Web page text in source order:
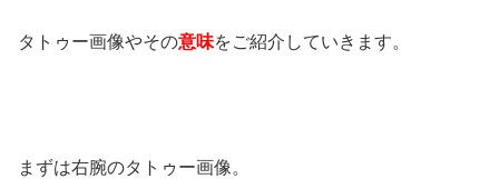
タトゥー画像やその意味をご紹介していきます。
まずは右腕のタトゥー画像。